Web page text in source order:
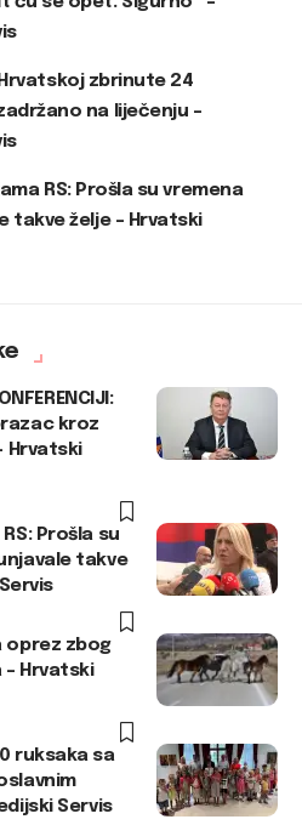
zbrinute 24
na liječenju –
RS: Prošla su vremena
takve želje – Hrvatski
kroz
Hrvatski
Prošla su
takve
oprez zbog
Hrvatski
ruksaka sa
Servis